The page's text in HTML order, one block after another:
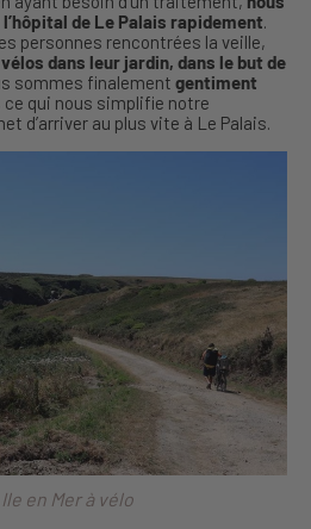
de Le Palais rapidement.
personnes rencontrées la veille,
dans leur jardin, dans le but de
sommes finalement gentiment
ce qui nous simplifie notre
d’arriver au plus vite à Le Palais.
en Mer à vélo